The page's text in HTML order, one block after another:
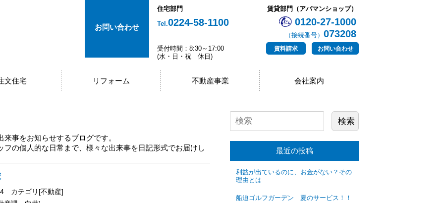
お問い合わせ
住宅部門
Tel.0224-58-1100
賃貸部門（アパマンショップ）
0120-27-1000
（接続番号） 073208
受付時間：8:30～17:00
(水・日・祝 休日)
資料請求 お問い合わせ
文住宅 リフォーム 不動産事業 会社案内
事をお知らせするブログです。
の個人的な日常まで、様々な出来事を日記形式でお届けし
カテゴリ[不動産]
最近の投稿
利益が出ているのに、お金がない？その
理由とは
船迫ゴルフガーデン 夏のサービス！！